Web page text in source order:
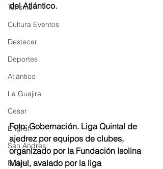
Turismo
Cultura Eventos
Destacar
Deportes
Atlántico
La Guajira
Cesar
English
San Andres
Bolívar
del Atlántico.
Foto: Gobernación. Liga Quintal de
ajedrez por equipos de clubes,
organizado por la Fundación Isolina
Majul, avalado por la liga